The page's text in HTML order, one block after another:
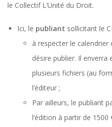
le Collectif L’Unité du Droit.
Ici, le publiant sollicitant le
à respecter le calendrier
désire publier. Il enverra
plusieurs fichiers (au
l’éditeur ;
Par ailleurs, le publiant
l’édition à partir de